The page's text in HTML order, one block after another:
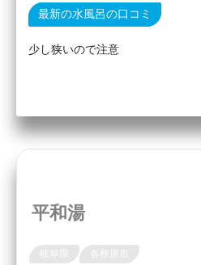
最新の水風呂の口コミ
少し狭いので注意
平和湯
岐阜県 各務原市